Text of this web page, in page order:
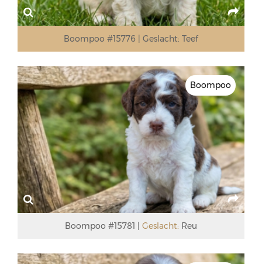
Boompoo #15776 Geslacht: Teef
Boompoo
Boompoo #15781 Geslacht: Reu